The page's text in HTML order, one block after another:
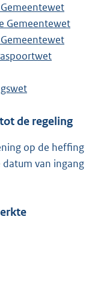
Gemeentewet
de regeling
op de heffing
datum van ingang